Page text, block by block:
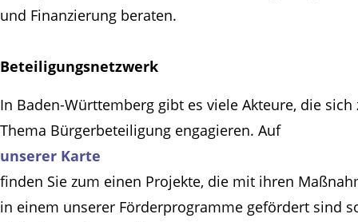
und Finanzierung beraten.
Beteiligungsnetzwerk
In Baden-Württemberg gibt es viele Akteure, die sich
Thema Bürgerbeteiligung engagieren. Auf
unserer Karte
finden Sie zum einen Projekte, die mit ihren
in einem unserer Förderprogramme gefördert sind